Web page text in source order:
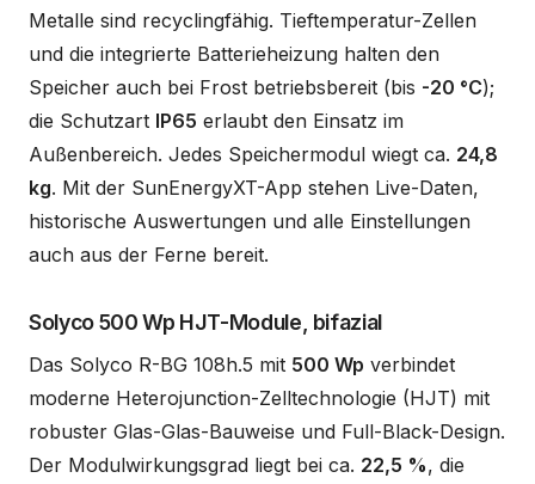
Metalle sind recyclingfähig. Tieftemperatur-Zellen
und die integrierte Batterieheizung halten den
Speicher auch bei Frost betriebsbereit (bis -20 °C);
die Schutzart IP65 erlaubt den Einsatz im
Außenbereich. Jedes Speichermodul wiegt ca. 24,8
kg. Mit der SunEnergyXT-App stehen Live-Daten,
historische Auswertungen und alle Einstellungen
auch aus der Ferne bereit.
Solyco 500 Wp HJT-Module, bifazial
Das Solyco R-BG 108h.5 mit 500 Wp verbindet
moderne Heterojunction-Zelltechnologie (HJT) mit
robuster Glas-Glas-Bauweise und Full-Black-Design.
Der Modulwirkungsgrad liegt bei ca. 22,5 %, die